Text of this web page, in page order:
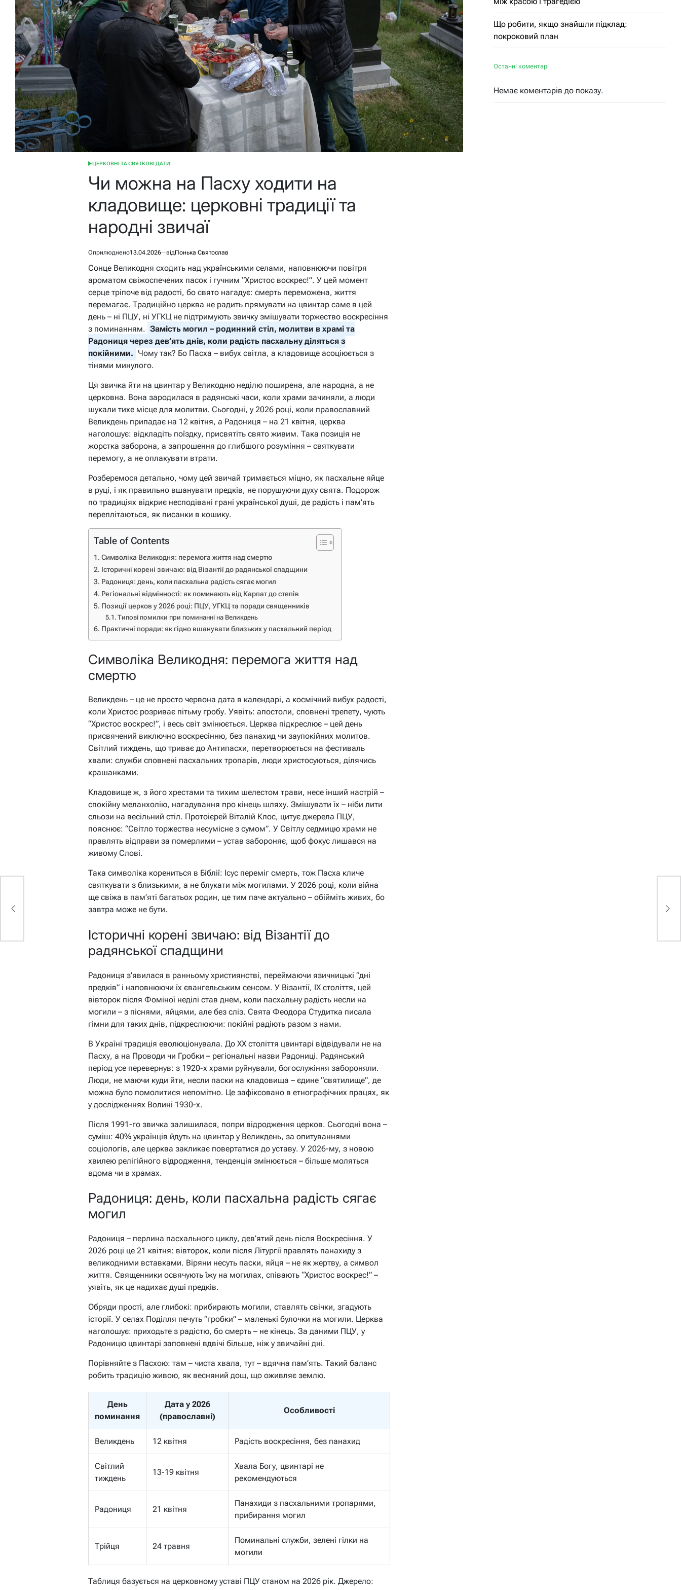
ОПУБЛІКУВАТИ
ЦЕРКОВНІ ТА СВЯТКОВІ ДАТИ
Чи можна на Пасху ходити на
кладовище: церковні традиції та
народні звичаї
Оприлюднено13.04.2026 відПонька Святослав
Сонце Великодня сходить над українськими селами, наповнюючи повітря
ароматом свіжоспечених пасок і гучним “Христос воскрес!”. У цей момент
серце тріпоче від радості, бо свято нагадує: смерть переможена, життя
перемагає. Традиційно церква не радить прямувати на цвинтар саме в цей
день – ні ПЦУ, ні УГКЦ не підтримують звичку змішувати торжество воскресіння
з поминанням. Замість могил – родинний стіл, молитви в храмі та
Радониця через дев’ять днів, коли радість пасхальну діляться з
покійними. Чому так? Бо Пасха – вибух світла, а кладовище асоціюється з
тінями минулого.
Ця звичка йти на цвинтар у Великодню неділю поширена, але народна, а не
церковна. Вона зародилася в радянські часи, коли храми зачиняли, а люди
шукали тихе місце для молитви. Сьогодні, у 2026 році, коли православний
Великдень припадає на 12 квітня, а Радониця – на 21 квітня, церква
наголошує: відкладіть поїздку, присвятіть свято живим. Така позиція не
жорстка заборона, а запрошення до глибшого розуміння – святкувати
перемогу, а не оплакувати втрати.
Розберемося детально, чому цей звичай тримається міцно, як пасхальне яйце
в руці, і як правильно вшанувати предків, не порушуючи духу свята. Подорож
по традиціях відкриє несподівані грані української душі, де радість і пам’ять
переплітаються, як писанки в кошику.
Table of Contents
Символіка Великодня: перемога життя над смертю
Історичні корені звичаю: від Візантії до радянської спадщини
Радониця: день, коли пасхальна радість сягає могил
Регіональні відмінності: як поминають від Карпат до степів
Позиції церков у 2026 році: ПЦУ, УГКЦ та поради священників
Типові помилки при поминанні на Великдень
Практичні поради: як гідно вшанувати близьких у пасхальний період
Символіка Великодня: перемога життя над
смертю
Великдень – це не просто червона дата в календарі, а космічний вибух радості,
коли Христос розриває пітьму гробу. Уявіть: апостоли, сповнені трепету, чують
“Христос воскрес!”, і весь світ змінюється. Церква підкреслює – цей день
присвячений виключно воскресінню, без панахид чи заупокійних молитов.
Світлий тиждень, що триває до Антипасхи, перетворюється на фестиваль
хвали: служби сповнені пасхальних тропарів, люди христосуються, ділячись
крашанками.
Кладовище ж, з його хрестами та тихим шелестом трави, несе інший настрій –
спокійну меланхолію, нагадування про кінець шляху. Змішувати їх – ніби лити
сльози на весільний стіл. Протоієрей Віталій Клос, цитує джерела ПЦУ,
пояснює: “Світло торжества несумісне з сумом”. У Світлу седмицю храми не
правлять відправи за померлими – устав забороняє, щоб фокус лишався на
живому Слові.
Така символіка корениться в Біблії: Ісус переміг смерть, тож Пасха кличе
святкувати з близькими, а не блукати між могилами. У 2026 році, коли війна
ще свіжа в пам’яті багатьох родин, це тим паче актуально – обійміть живих, бо
завтра може не бути.
Історичні корені звичаю: від Візантії до
радянської спадщини
Радониця з’явилася в ранньому християнстві, переймаючи язичницькі “дні
предків” і наповнюючи їх євангельським сенсом. У Візантії, IX століття, цей
вівторок після Фоміної неділі став днем, коли пасхальну радість несли на
могили – з піснями, яйцями, але без сліз. Свята Феодора Студитка писала
гімни для таких днів, підкреслюючи: покійні радіють разом з нами.
В Україні традиція еволюціонувала. До XX століття цвинтарі відвідували не на
Пасху, а на Проводи чи Гробки – регіональні назви Радониці. Радянський
період усе перевернув: з 1920-х храми руйнували, богослужіння забороняли.
Люди, не маючи куди йти, несли паски на кладовища – єдине “святилище”, де
можна було помолитися непомітно. Це зафіксовано в етнографічних працях, як
у дослідженнях Волині 1930-х.
Після 1991-го звичка залишилася, попри відродження церков. Сьогодні вона –
суміш: 40% українців йдуть на цвинтар у Великдень, за опитуваннями
соціологів, але церква закликає повертатися до уставу. У 2026-му, з новою
хвилею релігійного відродження, тенденція змінюється – більше моляться
вдома чи в храмах.
Радониця: день, коли пасхальна радість сягає
могил
Радониця – перлина пасхального циклу, дев’ятий день після Воскресіння. У
2026 році це 21 квітня: вівторок, коли після Літургії правлять панахиду з
великодними вставками. Віряни несуть паски, яйця – не як жертву, а символ
життя. Священники освячують їжу на могилах, співають “Христос воскрес!” –
уявіть, як це надихає душі предків.
Обряди прості, але глибокі: прибирають могили, ставлять свічки, згадують
історії. У селах Поділля печуть “гробки” – маленькі булочки на могили. Церква
наголошує: приходьте з радістю, бо смерть – не кінець. За даними ПЦУ, у
Радоницю цвинтарі заповнені вдвічі більше, ніж у звичайні дні.
Порівняйте з Пасхою: там – чиста хвала, тут – вдячна пам’ять. Такий баланс
робить традицію живою, як весняний дощ, що оживляє землю.
День
поминання
Дата у 2026
(православні)
Особливості
Великдень 12 квітня Радість воскресіння, без панахид
Світлий
тиждень
13-19 квітня
Хвала Богу, цвинтарі не
рекомендуються
Радониця 21 квітня
Панахиди з пасхальними тропарями,
прибирання могил
Трійця 24 травня
Поминальні служби, зелені гілки на
могили
Таблиця базується на церковному уставі ПЦУ станом на 2026 рік. Джерело:
Що робити, якщо знайшли підклад:
покроковий план
Останні коментарі
Немає коментарів до показу.